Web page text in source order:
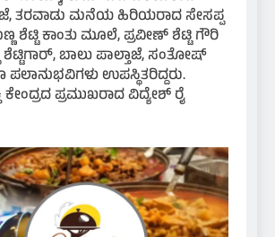
ತರವಾಡು ಮನೆಯ ಹಿರಿಯರಾದ ಸೇಸಪ್ಪ
ಶೆಟ್ಟಿ ಕಾಂತು ಮೂಲೆ, ಪ್ರವೀಣ್ ಶೆಟ್ಟಿ ಗೌರಿ
ಬಾಲು ಪಾಲ್ತಾಜೆ, ಸಂತೋಷ್
ಪಲಾನುಭವಿಗಳು ಉಪಸ್ಥಿತರಿದ್ದರು.
ಕೇಂದ್ರದ ಪ್ರಮುಖರಾದ ವಿದ್ಯೇಶ್ ರೈ